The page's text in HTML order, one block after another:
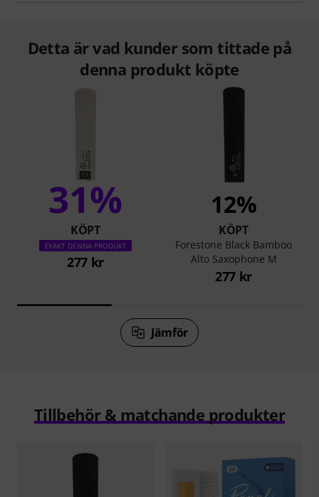
Detta är vad kunder som tittade på
denna produkt köpte
31%
KÖPT
EXAKT DENNA PRODUKT
277 kr
12%
KÖPT
Forestone Black Bamboo
Alto Saxophone M
277 kr
Jämför
Tillbehör & matchande produkter